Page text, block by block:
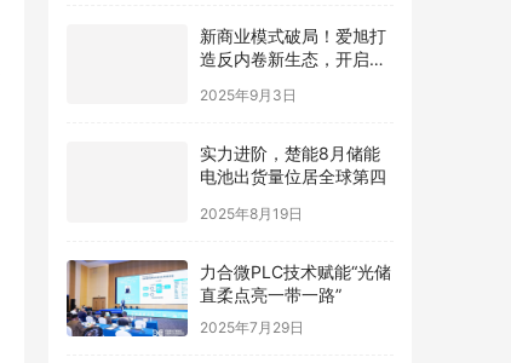
新商业模式破局！爱旭打
造反内卷新生态，开启光
2025年9月3日
实力进阶，楚能8月储能
电池出货量位居全球第四
2025年8月19日
力合微PLC技术赋能“光储
直柔点亮一带一路”
2025年7月29日